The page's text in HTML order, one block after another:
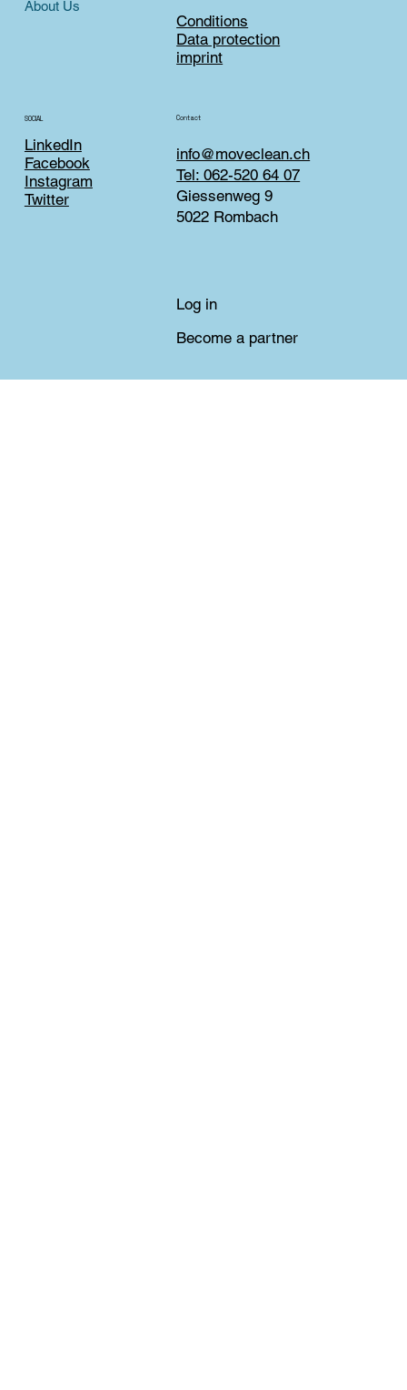
About Us
Data protection
Conditions
imprint
SOCIAL
LinkedIn
Facebook
Instagram
Twitter
Contact
info@moveclean.ch
Tel: 062-520 64 07
Giessenweg 9
5022 Rombach
Log in
Become a partner